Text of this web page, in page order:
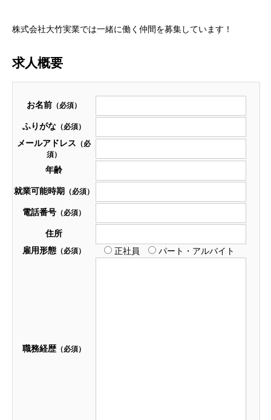
株式会社大竹実業では一緒に働く仲間を募集しています！
求人概要
お名前 （必須）
ふりがな （必須）
メールアドレス （必
須）
年齢
就業可能時期 （必須）
電話番号 （必須）
住所
雇用形態 （必須） 正社員 パート・アルバイト
職務経歴 （必須）